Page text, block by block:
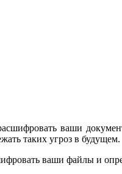
ваши
таких угроз в будущем.
ваши файлы и